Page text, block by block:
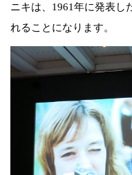
ニキは、1961年に発表し
れることになります。